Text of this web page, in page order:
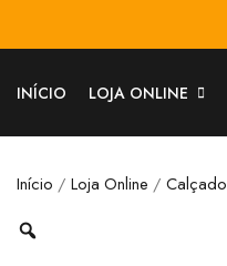
INÍCIO LOJA ONLINE
Início / Loja Online / Calçado